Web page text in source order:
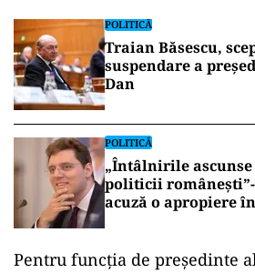
POLITICĂ
Traian Băsescu,
suspendare a
Dan
POLITICĂ
„Întâlnirile
politicii
acuză o apropiere
Pentru funcţia de preşedinte